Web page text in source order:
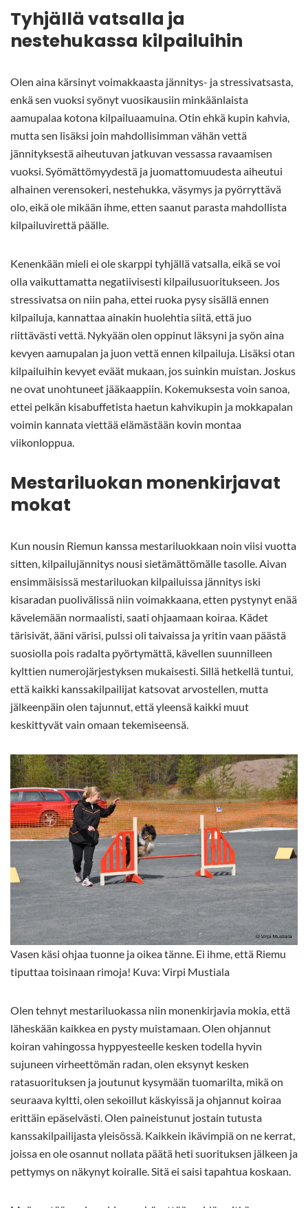
Tyhjällä vatsalla ja
nestehukassa kilpailuihin
Olen aina kärsinyt voimakkaasta jännitys- ja stressivatsasta,
enkä sen vuoksi syönyt vuosikausiin minkäänlaista
aamupalaa kotona kilpailuaamuina. Otin ehkä kupin kahvia,
mutta sen lisäksi join mahdollisimman vähän vettä
jännityksestä aiheutuvan jatkuvan vessassa ravaamisen
vuoksi. Syömättömyydestä ja juomattomuudesta aiheutui
alhainen verensokeri, nestehukka, väsymys ja pyörryttävä
olo, eikä ole mikään ihme, etten saanut parasta mahdollista
kilpailuvirettä päälle.
Kenenkään mieli ei ole skarppi tyhjällä vatsalla, eikä se voi
olla vaikuttamatta negatiivisesti kilpailusuoritukseen. Jos
stressivatsa on niin paha, ettei ruoka pysy sisällä ennen
kilpailuja, kannattaa ainakin huolehtia siitä, että juo
riittävästi vettä. Nykyään olen oppinut läksyni ja syön aina
kevyen aamupalan ja juon vettä ennen kilpailuja. Lisäksi otan
kilpailuihin kevyet eväät mukaan, jos suinkin muistan. Joskus
ne ovat unohtuneet jääkaappiin. Kokemuksesta voin sanoa,
ettei pelkän kisabuffetista haetun kahvikupin ja mokkapalan
voimin kannata viettää elämästään kovin montaa
viikonloppua.
Mestariluokan monenkirjavat
mokat
Kun nousin Riemun kanssa mestariluokkaan noin viisi vuotta
sitten, kilpailujännitys nousi sietämättömälle tasolle. Aivan
ensimmäisissä mestariluokan kilpailuissa jännitys iski
kisaradan puolivälissä niin voimakkaana, etten pystynyt enää
kävelemään normaalisti, saati ohjaamaan koiraa. Kädet
tärisivät, ääni värisi, pulssi oli taivaissa ja yritin vaan päästä
suosiolla pois radalta pyörtymättä, kävellen suunnilleen
kylttien numerojärjestyksen mukaisesti. Sillä hetkellä tuntui,
että kaikki kanssakilpailijat katsovat arvostellen, mutta
jälkeenpäin olen tajunnut, että yleensä kaikki muut
keskittyvät vain omaan tekemiseensä.
Vasen käsi ohjaa tuonne ja oikea tänne. Ei ihme, että Riemu
tiputtaa toisinaan rimoja! Kuva: Virpi Mustiala
Olen tehnyt mestariluokassa niin monenkirjavia mokia, että
läheskään kaikkea en pysty muistamaan. Olen ohjannut
koiran vahingossa hyppyesteelle kesken todella hyvin
sujuneen virheettömän radan, olen eksynyt kesken
ratasuorituksen ja joutunut kysymään tuomarilta, mikä on
seuraava kyltti, olen sekoillut käskyissä ja ohjannut koiraa
erittäin epäselvästi. Olen paineistunut jostain tutusta
kanssakilpailijasta yleisössä. Kaikkein ikävimpiä on ne kerrat,
joissa en ole osannut nollata päätä heti suorituksen jälkeen ja
pettymys on näkynyt koiralle. Sitä ei saisi tapahtua koskaan.